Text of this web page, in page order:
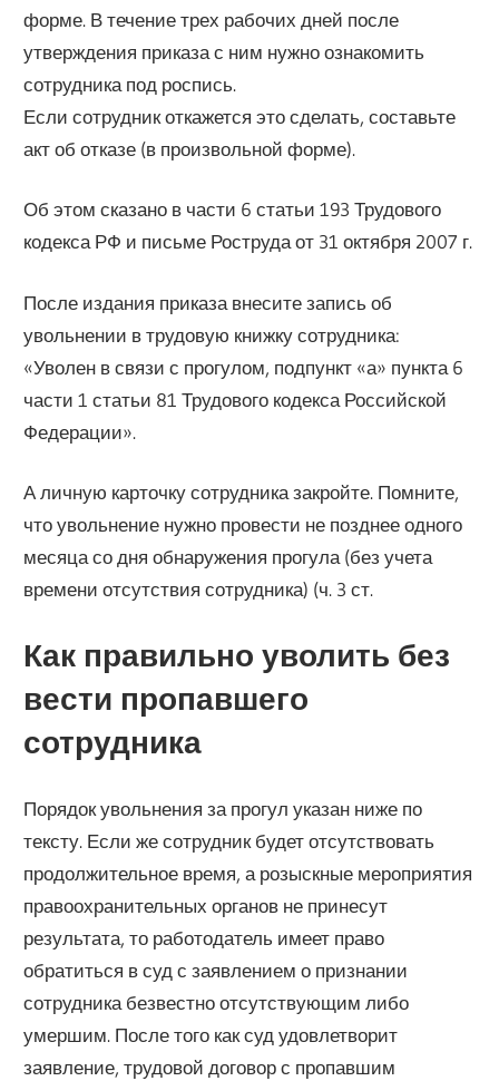
форме. В течение трех рабочих дней после
утверждения приказа с ним нужно ознакомить
сотрудника под роспись.
Если сотрудник откажется это сделать, составьте
акт об отказе (в произвольной форме).
Об этом сказано в части 6 статьи 193 Трудового
кодекса РФ и письме Роструда от 31 октября 2007 г.
После издания приказа внесите запись об
увольнении в трудовую книжку сотрудника:
«Уволен в связи с прогулом, подпункт «а» пункта 6
части 1 статьи 81 Трудового кодекса Российской
Федерации».
А личную карточку сотрудника закройте. Помните,
что увольнение нужно провести не позднее одного
месяца со дня обнаружения прогула (без учета
времени отсутствия сотрудника) (ч. 3 ст.
Как правильно уволить без
вести пропавшего
сотрудника
Порядок увольнения за прогул указан ниже по
тексту. Если же сотрудник будет отсутствовать
продолжительное время, а розыскные мероприятия
правоохранительных органов не принесут
результата, то работодатель имеет право
обратиться в суд с заявлением о признании
сотрудника безвестно отсутствующим либо
умершим. После того как суд удовлетворит
заявление, трудовой договор с пропавшим